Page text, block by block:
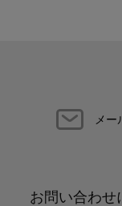
メー
お問い合わせ